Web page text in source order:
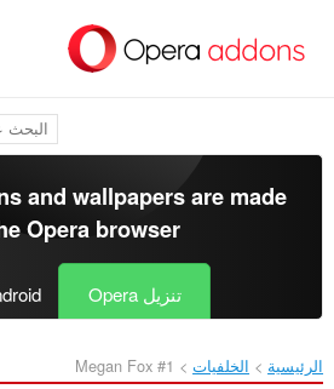
المحتوى
and wallpapers are made
Opera browser
تنزيل Opera
الرئيسية الخلفيات Megan Fox #1‎